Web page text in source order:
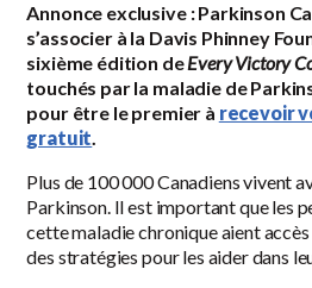
Annonce exclusive :Parkinson
s’associer à la Davis Phinney
sixième édition deEvery Victory
touchés par la maladie de
pour être le premier à recevoir
gratuit.
Plus de 100 000 Canadiens vivent
Parkinson. Il est important que les
cette maladie chronique aient
des stratégies pour les aider dans